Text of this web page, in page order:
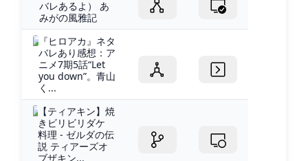
バレあるよ） あ
みがの風雅記
『ヒロアカ』ネタ
バレあり感想：ア
ニメ7期5話“Let
you down”。青山
く...
【ティアキン】焼
きビリビリダケ
料理 - ゼルダの伝
説 ティアーズオ
ブザキン...